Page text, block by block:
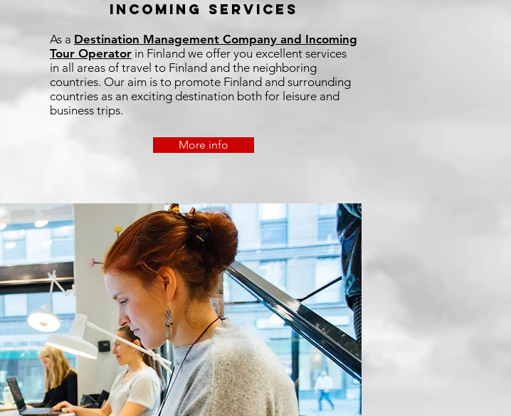
INCOMING SERVICES
As a Destination Management Company and Incoming
Tour Operator in Finland we offer you excellent services
in all areas of travel to Finland and the neighboring
countries. Our aim is to promote Finland and surrounding
countries as an exciting destination both for leisure and
business trips.​
More info